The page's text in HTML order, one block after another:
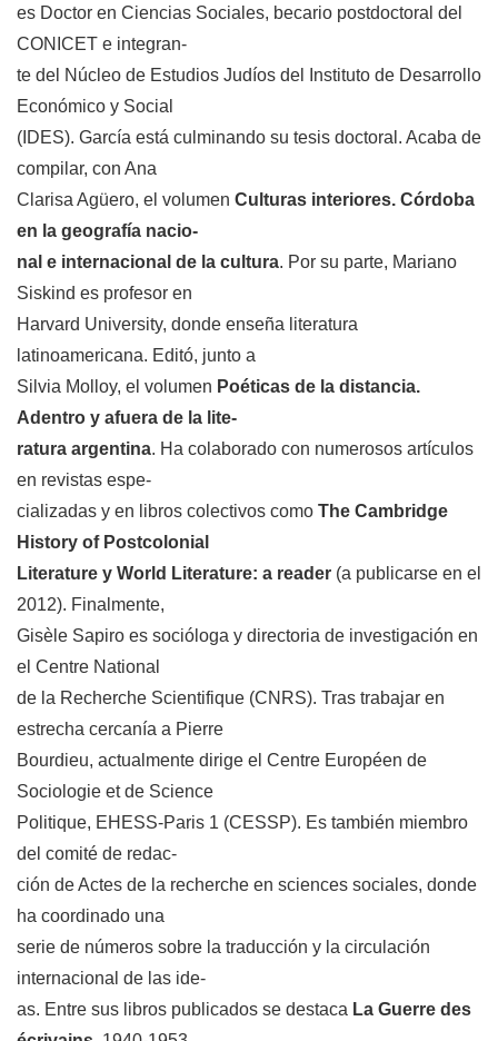
es Doctor en Ciencias Sociales, becario postdoctoral del
CONICET e integran-
te del Núcleo de Estudios Judíos del Instituto de Desarrollo
Económico y Social
(IDES). García está culminando su tesis doctoral. Acaba de
compilar, con Ana
Clarisa Agüero, el volumen Culturas interiores. Córdoba
en la geografía nacio-
nal e internacional de la cultura. Por su parte, Mariano
Siskind es profesor en
Harvard University, donde enseña literatura
latinoamericana. Editó, junto a
Silvia Molloy, el volumen Poéticas de la distancia.
Adentro y afuera de la lite-
ratura argentina. Ha colaborado con numerosos artículos
en revistas espe-
cializadas y en libros colectivos como The Cambridge
History of Postcolonial
Literature y World Literature: a reader (a publicarse en el
2012). Finalmente,
Gisèle Sapiro es socióloga y directoria de investigación en
el Centre National
de la Recherche Scientifique (CNRS). Tras trabajar en
estrecha cercanía a Pierre
Bourdieu, actualmente dirige el Centre Européen de
Sociologie et de Science
Politique, EHESS-Paris 1 (CESSP). Es también miembro
del comité de redac-
ción de Actes de la recherche en sciences sociales, donde
ha coordinado una
serie de números sobre la traducción y la circulación
internacional de las ide-
as. Entre sus libros publicados se destaca La Guerre des